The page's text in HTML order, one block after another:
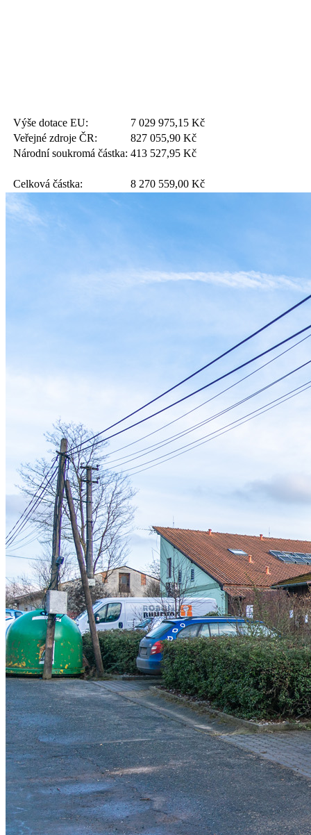
Výše dotace EU: 7 029 975,15 Kč
Veřejné zdroje ČR:
827 055,90 Kč
Národní soukromá částka: 413 527,95 Kč
Celková částka: 8 270 559,00 Kč